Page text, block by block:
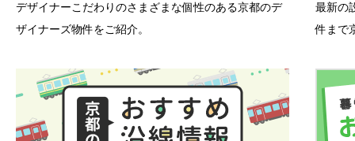
デザイナーこだわりのさまざまな個性のある京都のデ
ザイナーズ物件をご紹介。
最新の
件まで